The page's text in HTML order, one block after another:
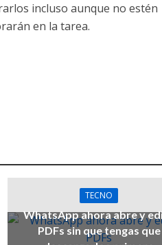
incluso aunque no estén
en la tarea.
TECNO
WhatsApp ahora abre y
PDFs sin que tengas que